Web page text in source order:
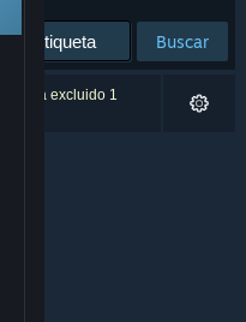
Buscar
Se ha excluido 1